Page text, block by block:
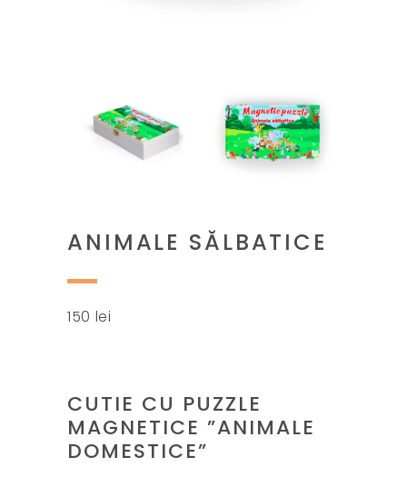
ANIMALE SĂLBATICE
150 lei
CUTIE CU PUZZLE
MAGNETICE ”ANIMALE
DOMESTICE”